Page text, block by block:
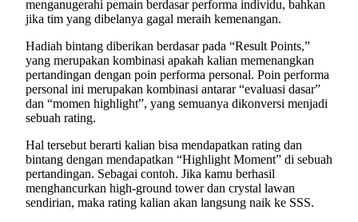
menganugerahi pemain berdasar performa individu, bahkan
jika tim yang dibelanya gagal meraih kemenangan.
Hadiah bintang diberikan berdasar pada “Result Points,”
yang merupakan kombinasi apakah kalian memenangkan
pertandingan dengan poin performa personal. Poin performa
personal ini merupakan kombinasi antarar “evaluasi dasar”
dan “momen highlight”, yang semuanya dikonversi menjadi
sebuah rating.
Hal tersebut berarti kalian bisa mendapatkan rating dan
bintang dengan mendapatkan “Highlight Moment” di sebuah
pertandingan. Sebagai contoh. Jika kamu berhasil
menghancurkan high-ground tower dan crystal lawan
sendirian, maka rating kalian akan langsung naik ke SSS.